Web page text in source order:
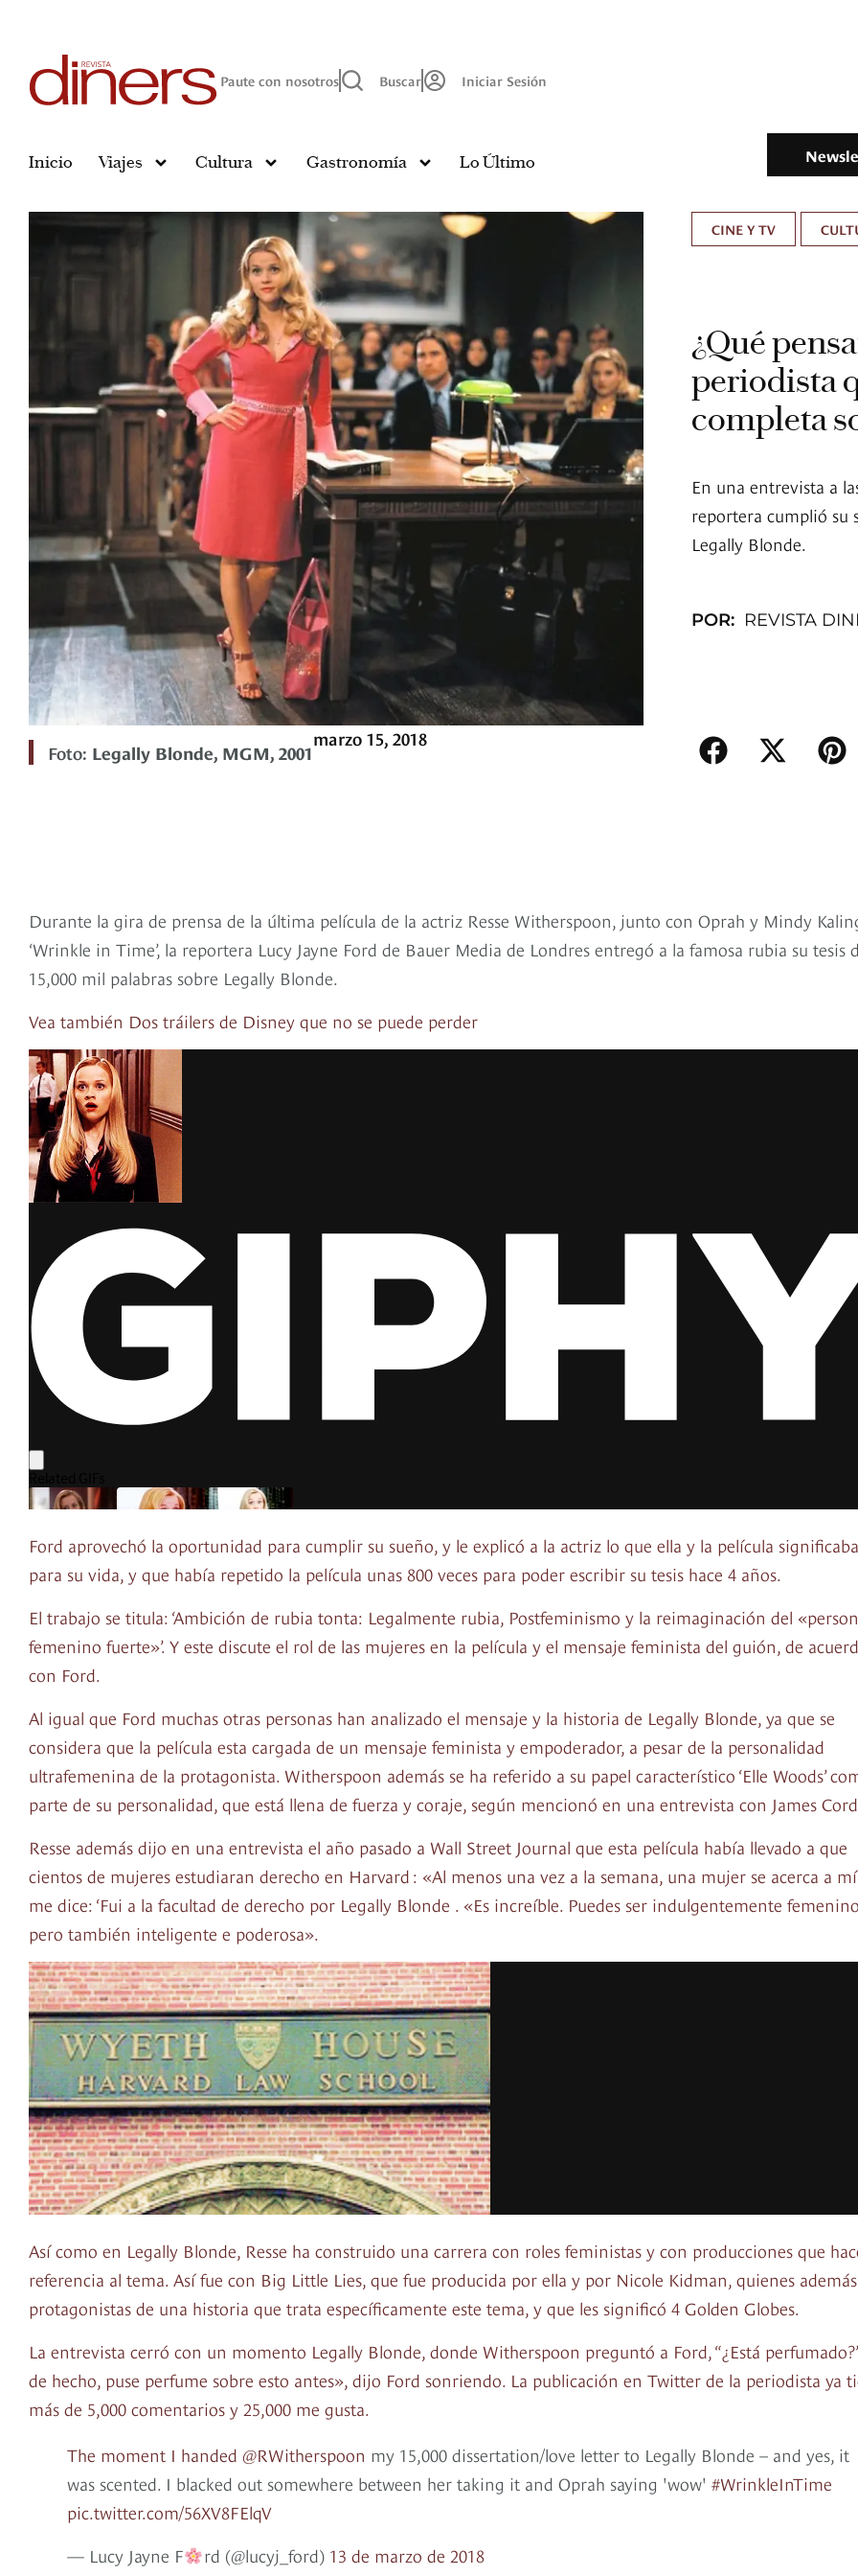
Paute con nosotros Buscar Iniciar Sesión
Inicio Viajes Cultura Gastronomía Lo Último
Foto: Legally Blonde, MGM, 2001
marzo 15, 2018
CINE Y TV
¿Qué
periodista
completa
En una entrevista a
reportera cumplió su
Legally Blonde.
POR: REVISTA
Durante la gira de prensa de la última película de la actriz Resse Witherspoon, junto con Oprah y Mindy
‘Wrinkle in Time’, la reportera Lucy Jayne Ford de Bauer Media de Londres entregó a la famosa rubia su tesis
15,000 mil palabras sobre Legally Blonde.
Vea también Dos tráilers de Disney que no se puede perder
Ford aprovechó la oportunidad para cumplir su sueño, y le explicó a la actriz lo que ella y la película
para su vida, y que había repetido la película unas 800 veces para poder escribir su tesis hace 4 años.
El trabajo se titula: ‘Ambición de rubia tonta: Legalmente rubia, Postfeminismo y la reimaginación del
femenino fuerte»’. Y este discute el rol de las mujeres en la película y el mensaje feminista del guión, de
con Ford.
Al igual que Ford muchas otras personas han analizado el mensaje y la historia de Legally Blonde, ya que se
considera que la película esta cargada de un mensaje feminista y empoderador, a pesar de la personalidad
ultrafemenina de la protagonista. Witherspoon además se ha referido a su papel característico ‘Elle Woods’
parte de su personalidad, que está llena de fuerza y coraje, según mencionó en una entrevista con James
Resse además dijo en una entrevista el año pasado a Wall Street Journal que esta película había llevado a que
cientos de mujeres estudiaran derecho en Harvard : «Al menos una vez a la semana, una mujer se acerca a
me dice: ‘Fui a la facultad de derecho por Legally Blonde . «Es increíble. Puedes ser indulgentemente femenino
pero también inteligente e poderosa».
Así como en Legally Blonde, Resse ha construido una carrera con roles feministas y con producciones que
referencia al tema. Así fue con Big Little Lies, que fue producida por ella y por Nicole Kidman, quienes
protagonistas de una historia que trata específicamente este tema, y que les significó 4 Golden Globes.
La entrevista cerró con un momento Legally Blonde, donde Witherspoon preguntó a Ford, “¿Está
de hecho, puse perfume sobre esto antes», dijo Ford sonriendo. La publicación en Twitter de la periodista ya
más de 5,000 comentarios y 25,000 me gusta.
The moment I handed @RWitherspoon my 15,000 dissertation/love letter to Legally Blonde – and yes, it
was scented. I blacked out somewhere between her taking it and Oprah saying 'wow' #WrinkleInTime
pic.twitter.com/56XV8FElqV
— Lucy Jayne F
rd (@lucyj_ford) 13 de marzo de 2018